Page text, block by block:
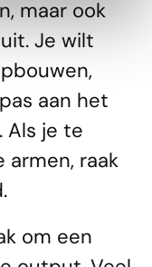
maar ook
Je wilt
aan het
Als je te
armen, raak
om een